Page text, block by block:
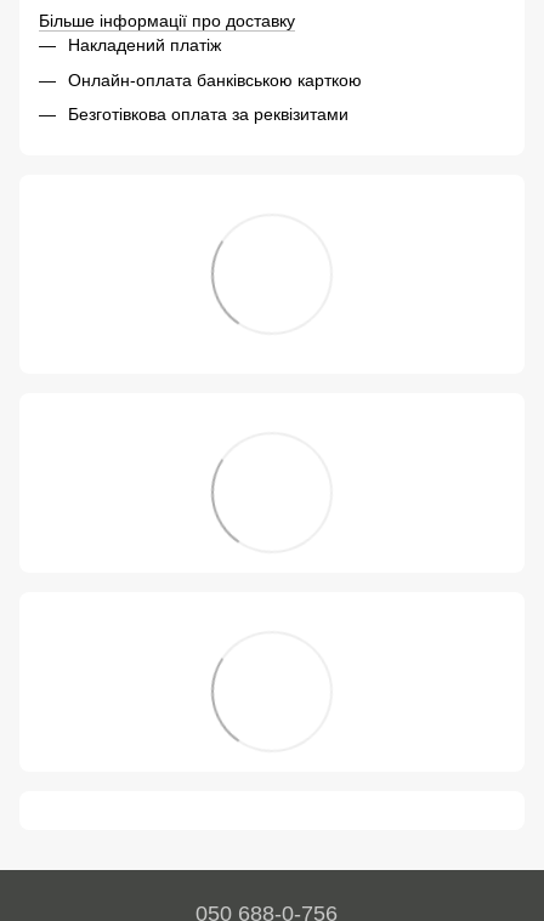
Більше інформації про доставку
Накладений платіж
Онлайн-оплата банківською карткою
Безготівкова оплата за реквізитами
050 688-0-756